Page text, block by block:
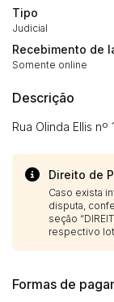
Tipo
Judicial
Recebimento de
Somente online
Descrição
Rua Olinda Ellis
Direito de
Caso exista
disputa,
seção
respectivo
Formas de